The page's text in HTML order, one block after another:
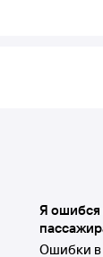
Я ошибся
Ошибки в